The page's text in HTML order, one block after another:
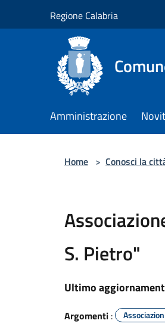
Regione Calabria
Amministrazione
Home > Conosci la
S. Pietro"
Ultimo
Argomenti :